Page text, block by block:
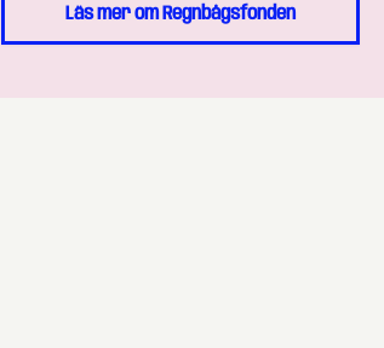
Läs mer om Regnbågsfonden